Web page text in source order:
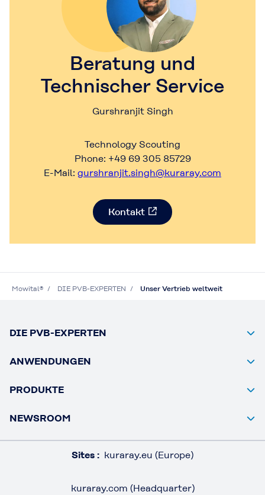
Beratung und
Technischer Service
Gurshranjit Singh
Technology Scouting
Phone: +49 69 305 85729
E-Mail: gurshranjit.singh@kuraray.com
Kontakt
Mowital® DIE PVB-EXPERTEN Unser Vertrieb weltweit
DIE PVB-EXPERTEN
ANWENDUNGEN
PRODUKTE
NEWSROOM
Sites : kuraray.eu (Europe)
kuraray.com (Headquarter)